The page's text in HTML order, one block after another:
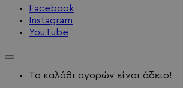
Facebook
Instagram
YouTube
Το καλάθι αγορών είναι άδειο!